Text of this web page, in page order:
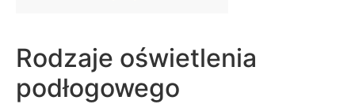
Rodzaje oświetlenia
podłogowego